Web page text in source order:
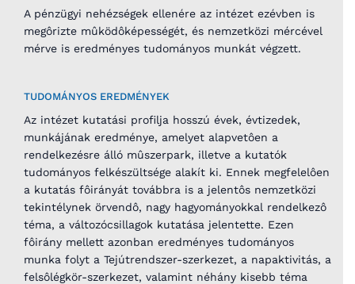
A pénzügyi nehézségek ellenére az intézet ezévben is
megôrizte mûködôképességét, és nemzetközi mércével
mérve is eredményes tudományos munkát végzett.
TUDOMÁNYOS EREDMÉNYEK
Az intézet kutatási profilja hosszú évek, évtizedek,
munkájának eredménye, amelyet alapvetôen a
rendelkezésre álló mûszerpark, illetve a kutatók
tudományos felkészültsége alakít ki. Ennek megfelelôen
a kutatás fôirányát továbbra is a jelentôs nemzetközi
tekintélynek örvendô, nagy hagyományokkal rendelkezô
téma, a változócsillagok kutatása jelentette. Ezen
fôirány mellett azonban eredményes tudományos
munka folyt a Tejútrendszer-szerkezet, a napaktivitás, a
felsôlégkör-szerkezet, valamint néhány kisebb téma